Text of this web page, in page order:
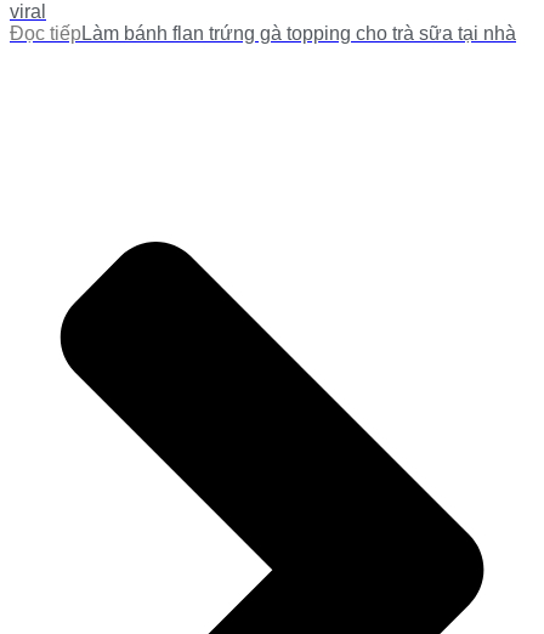
viral
Đọc tiếpLàm bánh flan trứng gà topping cho trà sữa tại nhà